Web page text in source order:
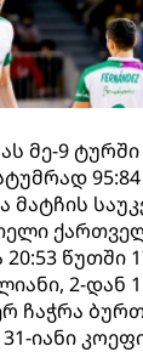
მე-9
მატჩის
წუთში
2-დან
ჩაჭრა
იანი